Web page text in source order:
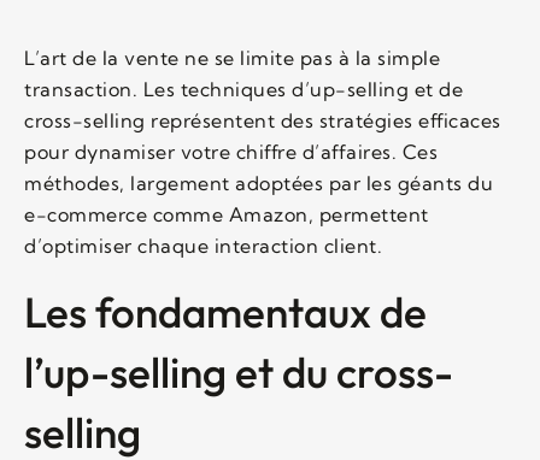
L’art de la vente ne se limite pas à la simple
transaction. Les techniques d’up-selling et de
cross-selling représentent des stratégies efficaces
pour dynamiser votre chiffre d’affaires. Ces
méthodes, largement adoptées par les géants du
e-commerce comme Amazon, permettent
d’optimiser chaque interaction client.
Les fondamentaux de
l’up-selling et du cross-
selling